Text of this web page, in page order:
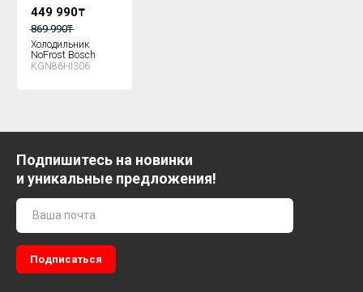
449 990₸
869 990₸
Холодильник
NoFrost Bosch
KGN86HI306
Подпишитесь на новинки
и уникальные предложения!